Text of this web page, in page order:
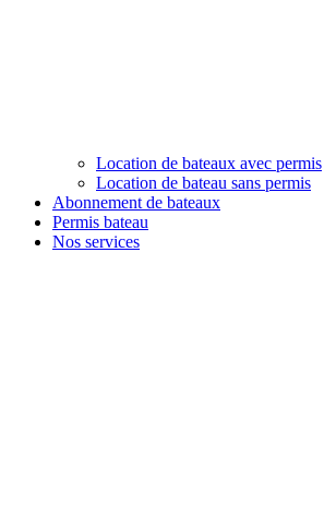
Location de bateaux avec permis
Location de bateau sans permis
Abonnement de bateaux
Permis bateau
Nos services